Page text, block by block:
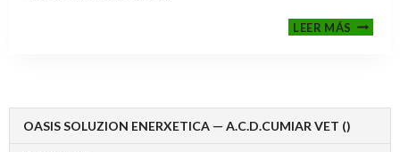
LEER MÁS
2024-
OASIS SOLUZION ENERXETICA — A.C.D.CUMIAR VET ()